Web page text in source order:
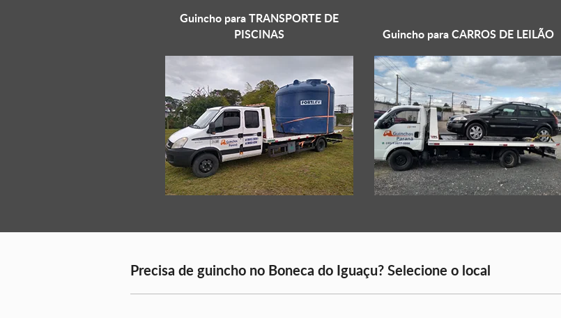
Guincho paraTRANSPORTE DE
PISCINAS
Guincho paraCARROS DE LEILÃO
Precisa de guincho no Boneca do Iguaçu? Selecione o local